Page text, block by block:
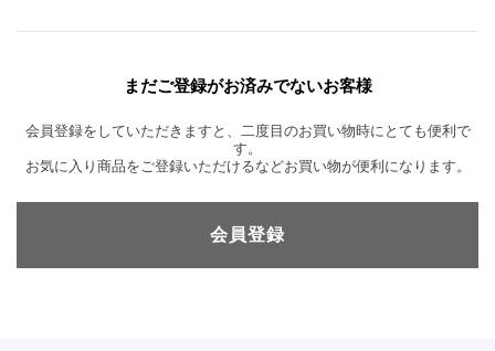
まだご登録がお済みでないお客様
会員登録をしていただきますと、二度目のお買い物時にとても便利で
す。
お気に入り商品をご登録いただけるなどお買い物が便利になります。
会員登録